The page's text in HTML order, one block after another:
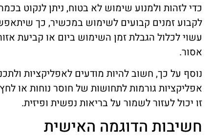
כדי לזהות ולמנוע שימוש לא בטוח, ניתן לנקוט
לקבוע זמנים קבועים לשימוש במכשיר, כך
עשוי לכלול הגבלת זמן השימוש ביום או קביעת
אסור.
נוסף על כך, חשוב להיות מודעים לאפליקציות
אפליקציות גורמות לתחושות של חוסר נוחות או
זו יכול לעזור לשמור על בריאות נפשית ופיזית.
חשיבות הדוגמה האישית